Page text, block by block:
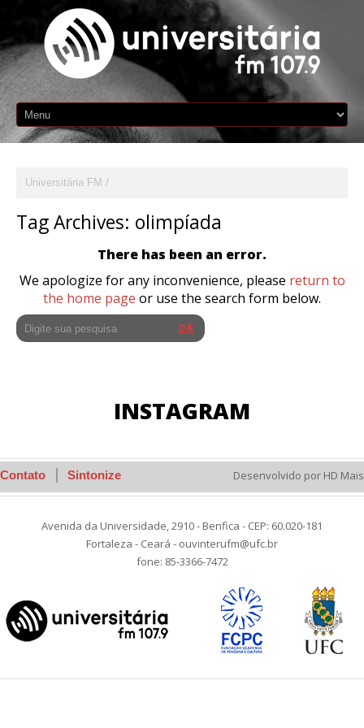
Universitária FM
Tag Archives: olimpíada
There has been an error.
We apologize for any inconvenience, please return to
the home page or use the search form below.
INSTAGRAM
Contato Sintonize Desenvolvido por HD Mais
Avenida da Universidade, 2910 - Benfica - CEP: 60.020-181
Fortaleza - Ceará - ouvinterufm@ufc.br
fone: 85-3366-7472